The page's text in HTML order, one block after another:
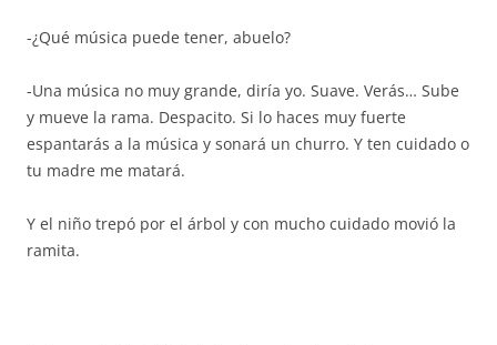
-¿Qué música puede tener, abuelo?
-Una música no muy grande, diría yo. Suave. Verás… Sube
y mueve la rama. Despacito. Si lo haces muy fuerte
espantarás a la música y sonará un churro. Y ten cuidado o
tu madre me matará.
Y el niño trepó por el árbol y con mucho cuidado movió la
ramita.